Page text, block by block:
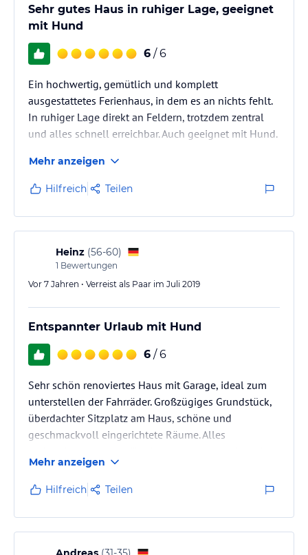
Kühlschränke DVD Player
Gefrierfach Stereoanlage/Radio
Wasserkocher Kinderhochstuhl
Kaffeemaschine Doppelbett
Nespresso-Kapselmaschine Einzelbetten
Herd (4 Platten Induktion) Kinderbett
Mikrowelle
Backofen Außenanlage:
Spülmaschine Garten/Liegewiese
Toaster Liegen
Fußballtor
Bad: Tischtennisplatte
Wäschepaket (kostenpflichtig)
Sonstiges:
Bei Bedarf stellen wir Ihnen gern ein Babybett mit Wickelauflage
Hinweis:
Hoteliers-/Veranstalter-/Kataloginformationen. Alle Angaben
ohne Gewähr und ohne Prüfung durch HolidayCheck. Bitte
Angebotsdetails
des
jeweiligen Veranstalters.
Sehr gutes Haus in ruhiger Lage, geeignet
mit Hund
6 / 6
Ein hochwertig, gemütlich und komplett
ausgestattetes Ferienhaus, in dem es an nichts fehlt.
In ruhiger Lage direkt an Feldern, trotzdem zentral
und alles schnell erreichbar. Auch geeignet mit Hund.
Mehr anzeigen
Hilfreich Teilen
Heinz (56-60)
1 Bewertungen
Vor 7 Jahren • Verreist als Paar im Juli 2019
Entspannter Urlaub mit Hund
6 / 6
Sehr schön renoviertes Haus mit Garage, ideal zum
unterstellen der Fahrräder. Großzügiges Grundstück,
überdachter Sitzplatz am Haus, schöne und
geschmackvoll eingerichtete Räume. Alles
braucht. Sehr lobenswert, dass der Familienhund hier
willkommen ist.
Mehr anzeigen
Hilfreich Teilen